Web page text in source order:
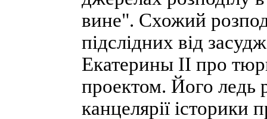
вине". Схожий
підслідних від
Екатерины II про
проектом. Його ледь
канцелярії історики